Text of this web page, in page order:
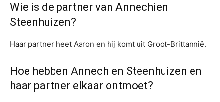
Wie is de partner van Annechien
Steenhuizen?
Haar partner heet Aaron en hij komt uit Groot-Brittannië.
Hoe hebben Annechien Steenhuizen en
haar partner elkaar ontmoet?